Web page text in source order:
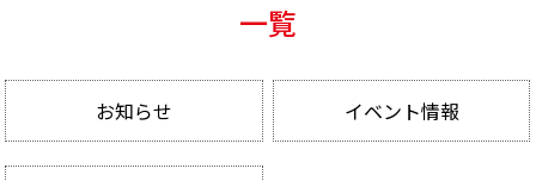
一覧
お知らせ イベント情報